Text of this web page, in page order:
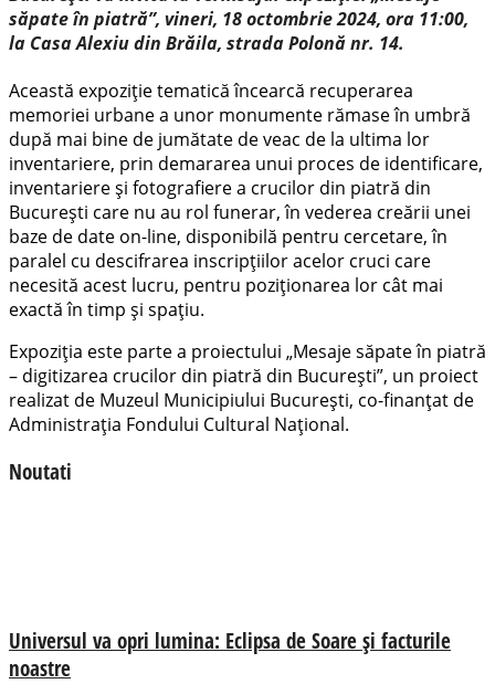
săpate în piatră”, vineri, 18 octombrie 2024, ora 11:00,
la Casa Alexiu din Brăila, strada Polonă nr. 14.
Această expoziție tematică încearcă recuperarea
memoriei urbane a unor monumente rămase în umbră
după mai bine de jumătate de veac de la ultima lor
inventariere, prin demararea unui proces de identificare,
inventariere și fotografiere a crucilor din piatră din
București care nu au rol funerar, în vederea creării unei
baze de date on-line, disponibilă pentru cercetare, în
paralel cu descifrarea inscripțiilor acelor cruci care
necesită acest lucru, pentru poziționarea lor cât mai
exactă în timp și spațiu.
Expoziția este parte a proiectului „Mesaje săpate în piatră
– digitizarea crucilor din piatră din București”, un proiect
realizat de Muzeul Municipiului București, co-finanțat de
Administrația Fondului Cultural Național.
Noutati
Universul va opri lumina: Eclipsa de Soare și facturile
noastre